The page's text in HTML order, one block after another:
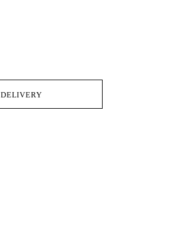
DELIVERY